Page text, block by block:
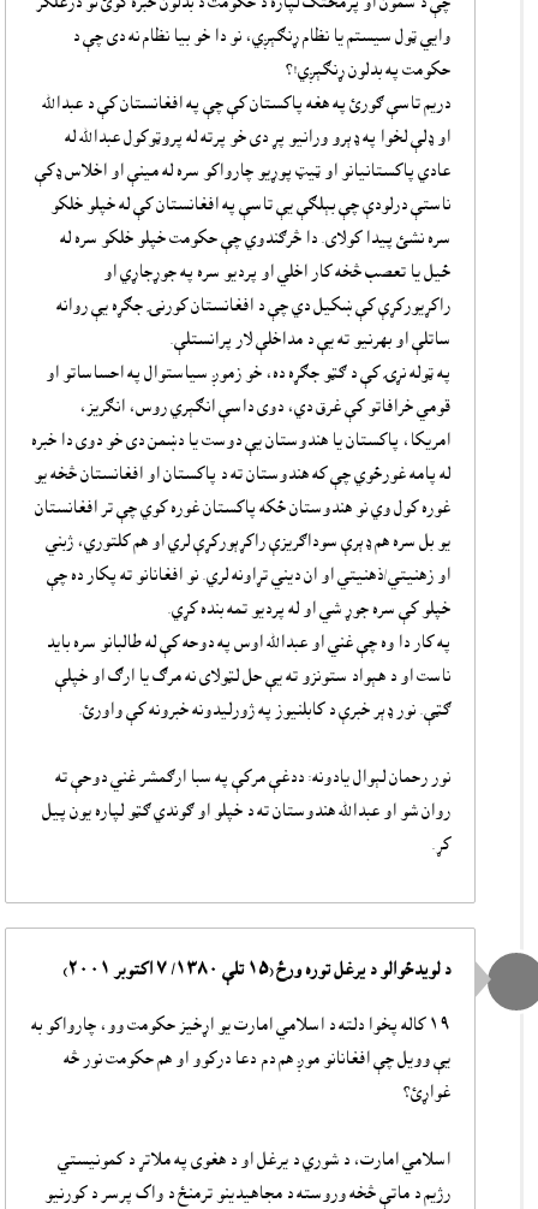
وايي ټول سيستم يا نظام ړنګېږي، نو دا خو بيا نظام نه دى چې د
حکومت په بدلون ړنګېږي!؟
دريم تاسې ګورئ په هغه پاکستان کې چې په افغانستان کې د عبدالله
او ډلې لخوا په ډېرو ورانيو پړ دى خو پرته له پروټوکول عبدالله له
عادي پاکستانيانو او ټيټ پوړيو چارواکو سره له مينې او اخلاس ډکې
ناستې درلودې چې بېلګې يې تاسې په افغانستان کې له خپلو خلکو
سره نشئ پيدا کولاى. دا څرګندوي چې حکومت خپلو خلکو سره له
ځيل يا تعصب څخه کار اخلي او پرديو سره په جوړجاړي او
راکړيورکړې کې ښکيل دي چې د افغانستان کورنۍ جګړه يې روانه
ساتلې او بهرنيو ته يې د مداخلې لار پرانستلې.
په ټوله نړۍ کې د ګټو جګړه ده، خو زموږ سياستوال په احساساتو او
قومي خرافاتو کې غرق دي، دوى داسې انګېري روس، انګريز،
امريکا، پاکستان يا هندوستان يې دوست يا دښمن دى خو دوى دا خبره
له پامه غورځوي چې که هندوستان ته د پاکستان او افغانستان څخه يو
غوره کول وي نو هندوستان ځکه پاکستان غوره کوي چې تر افغانستان
يو بل سره هم ډېرې سوداګريزې راکړېورکړې لري او هم کلتوري، ژبني
او زهنيتي/ذهنيتي او ان ديني تړاونه لري. نو افغانانو ته پکار ده چې
خپلو کې سره جوړ شي او له پرديو تمه بنده کړي.
په کار دا وه چې غني او عبدالله اوس په دوحه کې له طالبانو سره بايد
ناست او د هېواد ستونزو ته يې حل لټولاى نه مرګ يا ارګ او خپلې
ګټې. نور ډېر خبرې د کابلنيوز په ژورليدونه خبرونه کې واورئ.
نور رحمان لېوال يادونه: ددغې مرکې په سبا ارګمشر غني دوحې ته
روان شو او عبدالله هندوستان ته د خپلو او ګوندي ګټو لپاره يون پيل
کړ.
د لويدځوالو د يرغل توره ورځ (١٥ تلې ١٣٨٠/ ٧ اکتوبر ٢٠٠١)
١٩ کاله پخوا دلته د اسلامي امارت يو اړخيز حکومت وو، چارواکو به
يې وويل چې افغانانو موږ هم دم-دعا درکوو او هم حکومت نور څه
غواړئ؟
اسلامي امارت، د شوري د يرغل او د هغوى په ملاتړ د کمونيستي
رژيم د ماتې څخه وروسته د مجاهيدينو ترمنځ د واک پرسر د کورنيو